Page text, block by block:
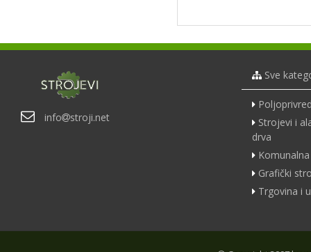
info stroji.net
Sve
Strojevi i
drva
Grafički
Trgovina i